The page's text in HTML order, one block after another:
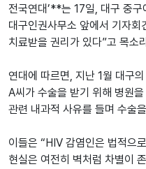
전국연대’**는 17일, 대구 중구
대구인권사무소 앞에서 기자회
치료받을 권리가 있다”고 목소
연대에 따르면, 지난 1월 대구
A씨가 수술을 받기 위해 병원
관련 내과적 사유를 들며 수술
이들은 “HIV 감염인은 법적으
현실은 여전히 벽처럼 차별이